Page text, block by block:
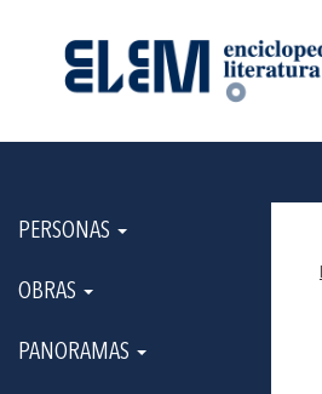
PERSONAS
OBRAS
PANORAMAS